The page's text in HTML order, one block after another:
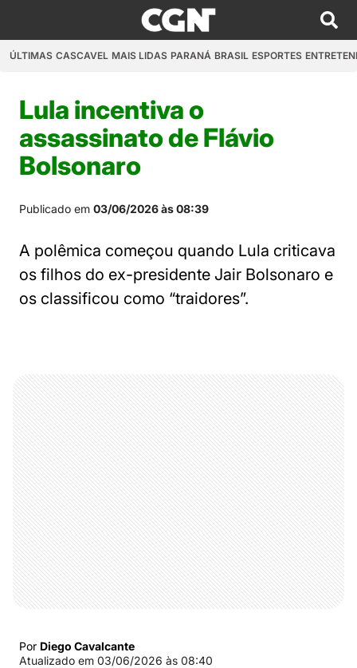
ÚLTIMAS CASCAVEL MAIS LIDAS PARANÁ BRASIL ESPORTES
Lula incentiva o
assassinato de Flávio
Bolsonaro
Publicado em 03/06/2026 às 08:39
A polêmica começou quando Lula criticava
os filhos do ex-presidente Jair Bolsonaro e
os classificou como “traidores”.
Por Diego Cavalcante
Atualizado em 03/06/2026 às 08:40